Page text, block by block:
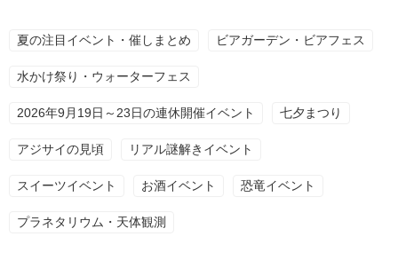
夏の注目イベント・催しまとめ ビアガーデン・ビアフェス
水かけ祭り・ウォーターフェス
2026年9月19日～23日の連休開催イベント 七夕まつり
アジサイの見頃 リアル謎解きイベント
スイーツイベント お酒イベント 恐竜イベント
プラネタリウム・天体観測